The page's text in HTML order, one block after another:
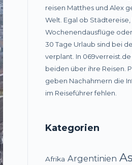
reisen Matthes und Alex
Welt. Egal ob Städtereise,
Wochenendausflüge
30 Tage Urlaub sind bei
verplant. In
beiden über ihre Reisen.
geben Nachahmern die
im Reiseführer fehlen.
Kategorien
Afrika Argentinien